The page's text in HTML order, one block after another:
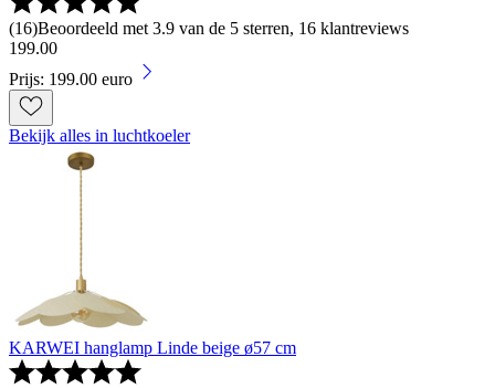
(16)Beoordeeld met 3.9 van de 5 sterren, 16 klantreviews
199.00
Prijs: 199.00 euro
Bekijk alles in luchtkoeler
KARWEI hanglamp Linde beige ø57 cm